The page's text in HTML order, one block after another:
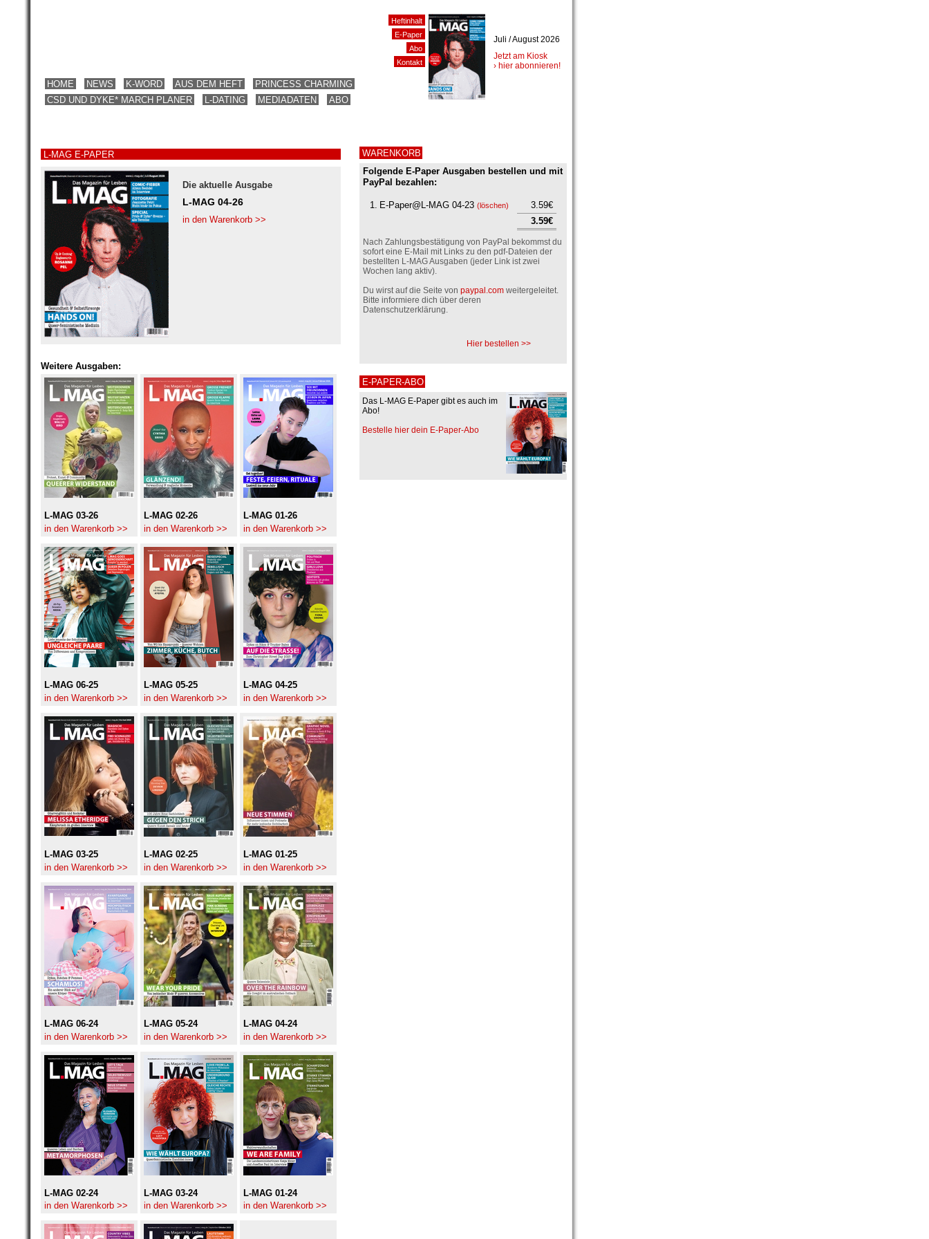
HOME NEWS K-WORD AUS DEM HEFT
PRINCESS CHARMING
CSD UND DYKE* MARCH PLANER
L-DATING MEDIADATEN ABO
L-MAG E-PAPER
Die aktuelle Ausgabe
L-MAG 04-26
in den Warenkorb >>
Weitere Ausgaben:
L-MAG 03-26
in den Warenkorb >>
L-MAG 02-26
in den Warenkorb >>
L-MAG 01-26
in den Warenkorb >>
L-MAG 06-25
in den Warenkorb >>
L-MAG 05-25
in den Warenkorb >>
L-MAG 04-25
in den Warenkorb >>
L-MAG 03-25
in den Warenkorb >>
L-MAG 02-25
in den Warenkorb >>
L-MAG 01-25
in den Warenkorb >>
L-MAG 06-24
in den Warenkorb >>
L-MAG 05-24
in den Warenkorb >>
L-MAG 04-24
in den Warenkorb >>
L-MAG 02-24
in den Warenkorb >>
L-MAG 03-24
in den Warenkorb >>
L-MAG 01-24
in den Warenkorb >>
WARENKORB
Folgende E-Paper Ausgaben bestellen und mit
PayPal bezahlen:
1. E-Paper@L-MAG 04-23 (löschen)
3.59€
3.59€
Nach Zahlungsbestätigung von PayPal bekommst du
sofort eine E-Mail mit Links zu den pdf-Dateien der
bestellten L-MAG Ausgaben (jeder Link ist zwei
Wochen lang aktiv).
Du wirst auf die Seite von paypal.com weitergeleitet.
Bitte informiere dich über deren
Datenschutzerklärung.
Hier bestellen >>
E-PAPER-ABO
Das L-MAG E-Paper gibt es auch im
Abo!
Bestelle hier dein E-Paper-Abo
Heftinhalt
E-Paper
Abo
Kontakt
Juli / August 2026
Jetzt am Kiosk
› hier abonnieren!